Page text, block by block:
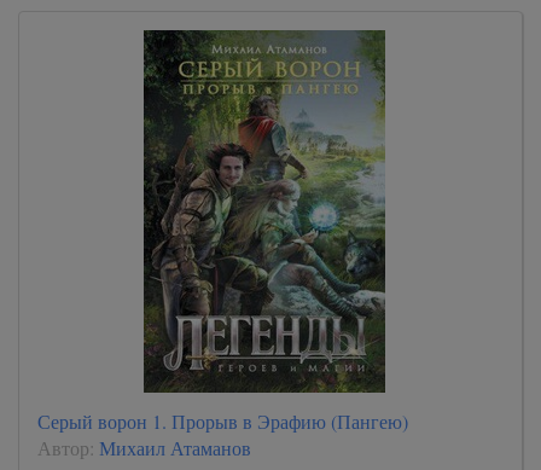
Серый ворон 1. Прорыв в Эрафию (Пангею)
Автор: Михаил Атаманов